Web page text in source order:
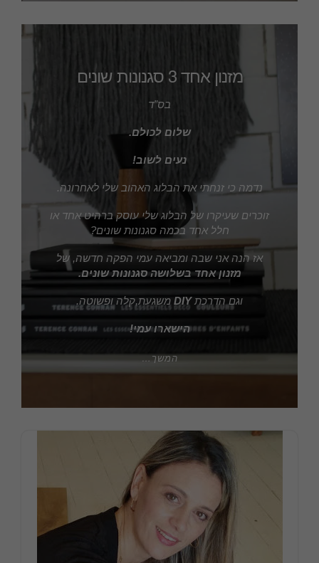
מזנון אחד 3 סגנונות שונים
בס”ד
שלום לכולם.
נעים לשוב!
נדמה כי זנחתי את הבלוג האהוב שלי לאחרונה.
זוכרים שעיקרו של הבלוג שלי עוסק ברהיט אחד או
חלל אחד בכמה סגנונות שונים?
אז הנה אני שבה ומביאה עמי הפקה חדשה, של
מזנון אחד בשלושה סגנונות שונים.
וגם הדרכתDIY משגעת,קלה ופשוטה.
הישארו עמי!
המשך…